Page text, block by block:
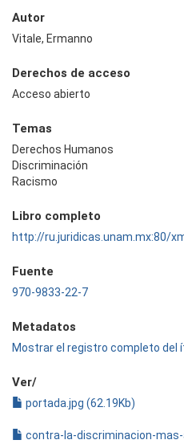
Autor
Vitale, Ermanno
Derechos de acceso
Acceso abierto
Temas
Derechos Humanos
Discriminación
Racismo
Libro completo
http://ru.juridicas.unam.mx:80/
Fuente
970-9833-22-7
Metadatos
Mostrar el registro completo del
Ver/
portada.jpg (62.19Kb)
contra-la-discriminacion-